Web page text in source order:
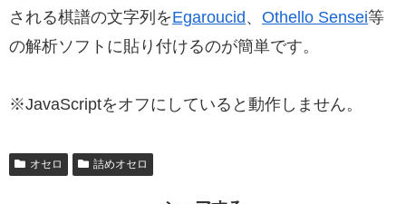
される棋譜の文字列をEgaroucid、 Othello Sensei等
の解析ソフトに貼り付けるのが簡単です。
※JavaScriptをオフにしていると動作しません。
オセロ 詰めオセロ